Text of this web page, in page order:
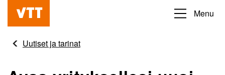
Hyppää
pääsisältöön
Beyond
obvious
Menu
Uutiset ja tarinat